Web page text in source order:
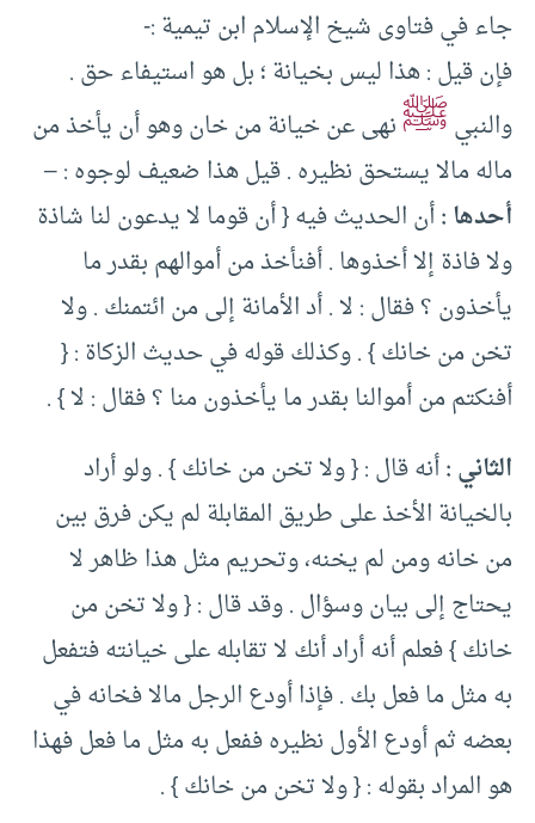
جاء في فتاوى شيخ الإسلام ابن تيمية :-
فإن قيل : هذا ليس بخيانة ؛ بل هو استيفاء حق .
والنبيﷺنهى عن خيانة من خان وهو أن يأخذ من
ماله مالا يستحق نظيره . قيل هذا ضعيف لوجوه : –
أحدها :أن الحديث فيه { أن قوما لا يدعون لنا شاذة
ولا فاذة إلا أخذوها . أفنأخذ من أموالهم بقدر ما
يأخذون ؟ فقال : لا . أد الأمانة إلى من ائتمنك . ولا
تخن من خانك } . وكذلك قوله في حديث الزكاة : {
أفنكتم من أموالنا بقدر ما يأخذون منا ؟ فقال : لا } .
الثاني :أنه قال : { ولا تخن من خانك } . ولو أراد
بالخيانة الأخذ على طريق المقابلة لم يكن فرق بين
من خانه ومن لم يخنه، وتحريم مثل هذا ظاهر لا
يحتاج إلى بيان وسؤال . وقد قال : { ولا تخن من
خانك } فعلم أنه أراد أنك لا تقابله على خيانته فتفعل
به مثل ما فعل بك . فإذا أودع الرجل مالا فخانه في
بعضه ثم أودع الأول نظيره ففعل به مثل ما فعل فهذا
هو المراد بقوله : { ولا تخن من خانك } .